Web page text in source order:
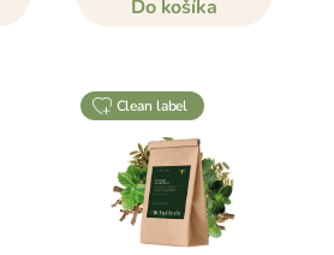
Do košíka
clean label